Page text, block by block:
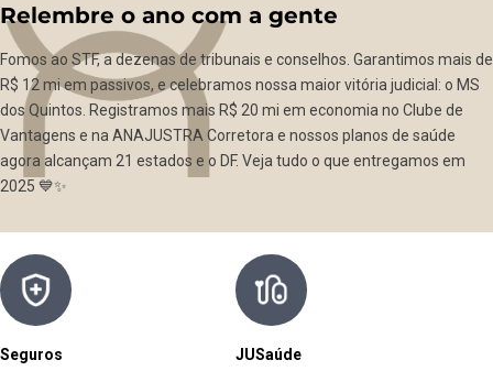
Relembre o ano com a gente
Fomos ao STF, a dezenas de tribunais e conselhos. Garantimos mais de
R$ 12 mi em passivos, e celebramos nossa maior vitória judicial: o MS
dos Quintos. Registramos mais R$ 20 mi em economia no Clube de
Vantagens e na ANAJUSTRA Corretora e nossos planos de saúde
agora alcançam 21 estados e o DF. Veja tudo o que entregamos em
2025 💙✨
Seguros JUSaúde